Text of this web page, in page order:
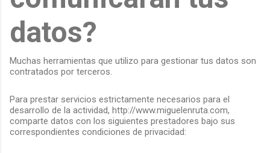
datos?
Muchas herramientas que utilizo para gestionar tus datos son
contratados por terceros.
Para prestar servicios estrictamente necesarios para el
desarrollo de la actividad, http://www.miguelenruta.com,
comparte datos con los siguientes prestadores bajo sus
correspondientes condiciones de privacidad: